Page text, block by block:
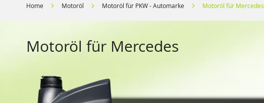
Home Motoröl Motoröl für PKW - Automarke Motoröl für Mercedes
Motoröl für Mercedes